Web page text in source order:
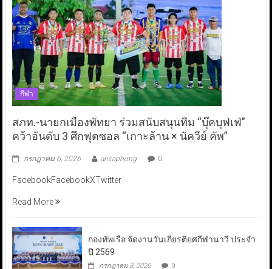
กีฬา
สภท.-นายกเมืองพัทยา ร่วมสนับสนุนทีม “บุ๊คบุฟเฟ่”
คว้าอันดับ 3 ศึกฟุตซอล “เกาะล้าน × นัควีย์ คัพ”
กรกฎาคม 6, 2026 aneaphong 0
FacebookFacebookXTwitter
Read More
กองทัพเรือ จัดงานวันเกียรติยศกีฬานาวี ประจำ
ปี 2569
กรกฎาคม 3, 2026 0